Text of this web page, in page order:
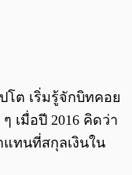
โต เริ่มรู้จักบิทคอย
เมื่อปี 2016 คิดว่า
แทนที่สกุลเงินใน